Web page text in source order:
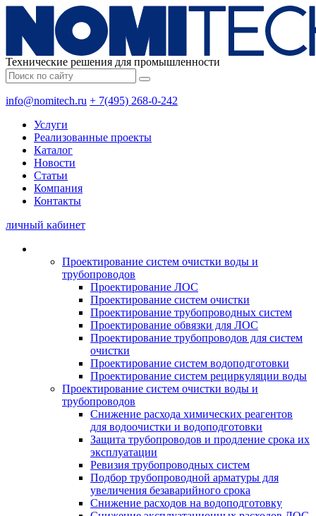
Технические решения для промышленности
info@nomitech.ru + 7(495) 268-0-242
Услуги
Реализованные проекты
Каталог
Новости
Статьи
Компания
Контакты
личный кабинет
Проектирование систем очистки воды и
трубопроводов
Проектирование ЛОС
Проектирование систем очистки
Проектирование трубопроводных систем
Проектирование обвязки для ЛОС
Проектирование трубопроводов для систем
очистки
Проектирование систем водоподготовки
Проектирование систем рециркуляции воды
Проектирование систем очистки воды и
трубопроводов
Снижение расхода химических реагентов
для водоочистки и водоподготовки
Защита трубопроводов и продление срока их
эксплуатации
Ревизия трубопроводных систем
Подбор трубопроводной арматуры для
увеличения безаварийного срока
Снижение расходов на водоподготовку